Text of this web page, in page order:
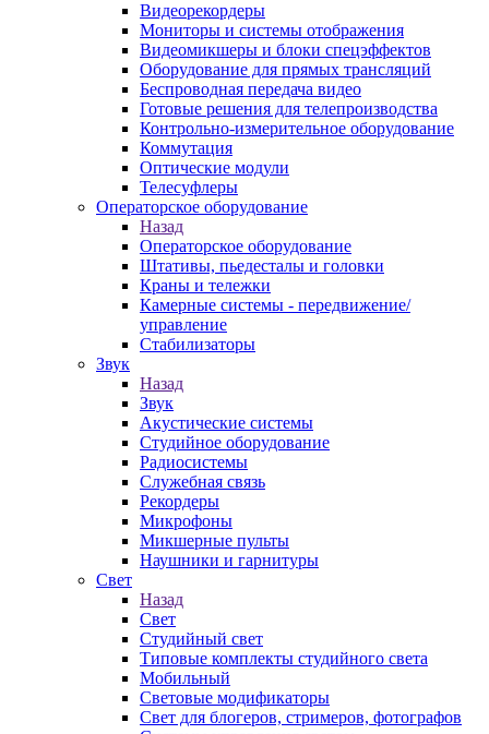
Видеорекордеры
Мониторы и системы отображения
Видеомикшеры и блоки спецэффектов
Оборудование для прямых трансляций
Беспроводная передача видео
Готовые решения для телепроизводства
Контрольно-измерительное оборудование
Коммутация
Оптические модули
Телесуфлеры
Операторское оборудование
Назад
Операторское оборудование
Штативы, пьедесталы и головки
Краны и тележки
Камерные системы - передвижение/
управление
Стабилизаторы
Звук
Назад
Звук
Акустические системы
Студийное оборудование
Радиосистемы
Служебная связь
Рекордеры
Микрофоны
Микшерные пульты
Наушники и гарнитуры
Свет
Назад
Свет
Студийный свет
Типовые комплекты студийного света
Мобильный
Световые модификаторы
Свет для блогеров, стримеров, фотографов